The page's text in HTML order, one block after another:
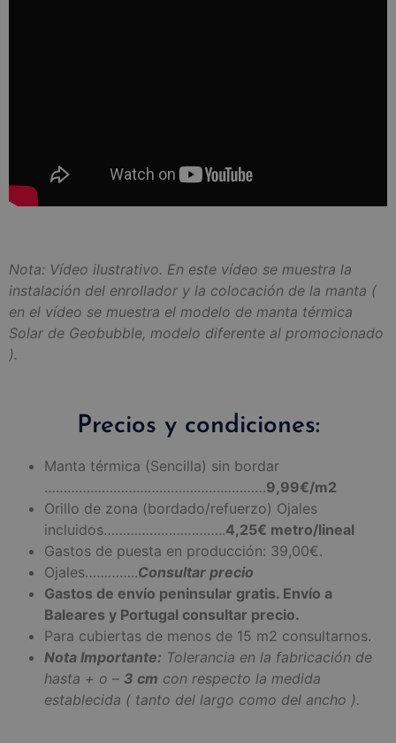
Nota: Vídeo ilustrativo. En este vídeo se muestra la
instalación del enrollador y la colocación de la manta (
en el vídeo se muestra el modelo de manta térmica
Solar de Geobubble, modelo diferente al promocionado
).
Precios y condiciones:
Manta térmica (Sencilla) sin bordar
………………………………….………………9,99€/m2
Orillo de zona (bordado/refuerzo) Ojales
incluidos…………………………..4,25€ metro/lineal
Gastos de puesta en producción: 39,00€.
Ojales…………..Consultar precio
Gastos de envío peninsular gratis. Envío a
Baleares y Portugal consultar precio.
Para cubiertas de menos de 15 m2 consultarnos.
Nota Importante: Tolerancia en la fabricación de
hasta + o – 3 cm con respecto la medida
establecida ( tanto del largo como del ancho ).